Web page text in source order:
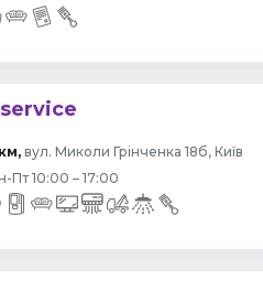
вул. Миколи Грінченка 18б, Київ
Пт 10:00 – 17:00